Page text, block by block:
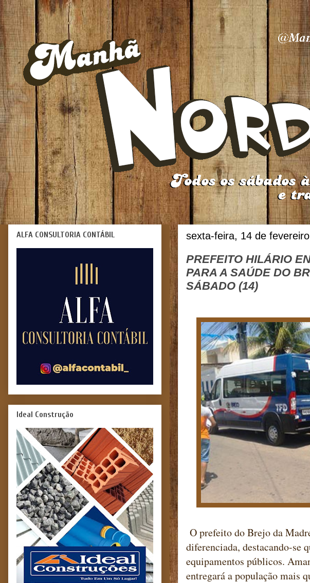
sexta-feira, 14 de
PREFEITO HILÁRIO
PARA A SAÚDE DO
SÁBADO (14)
O prefeito do Brejo da
diferenciada, destacando-se
equipamentos públicos.
entregará a população mais
ALFA CONSULTORIA CONTÁBIL
Ideal Construção